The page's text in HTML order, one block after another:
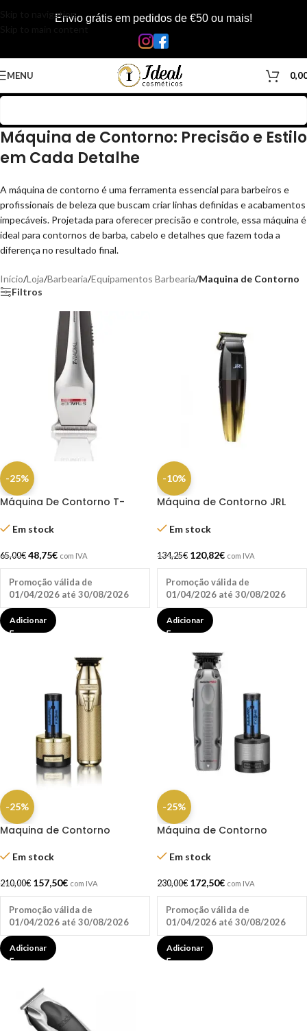
Skip to navigationEnvio grátis em pedidos de €50 ou mais!
MENU
Máquina de Contorno: Precisão e Estilo
em Cada Detalhe
A máquina de contorno é uma ferramenta essencial para barbeiros e
profissionais de beleza que buscam criar linhas definidas e acabamentos
impecáveis. Projetada para oferecer precisão e controle, essa máquina é
ideal para contornos de barba, cabelo e detalhes que fazem toda a
diferença no resultado final.
Início/Loja/Barbearia/Equipamentos Barbearia/Maquina de Contorno
Filtros
-25%
Máquina De Contorno T-
Em stock
65,00€ 48,75€ com IVA
Promoção válida de
01/04/2026 até 30/08/2026
Adicionar
-10%
Máquina de Contorno JRL
Profissional, Silenciosa e Envio
Em stock
134,25€ 120,82€ com IVA
Promoção válida de
01/04/2026 até 30/08/2026
Adicionar
-25%
Maquina de Contorno
– Babyliss Pro
Em stock
210,00€ 157,50€ com IVA
Promoção válida de
01/04/2026 até 30/08/2026
Adicionar
-25%
Máquina de Contorno
Precisão e Envio Grátis
Em stock
230,00€ 172,50€ com IVA
Promoção válida de
01/04/2026 até 30/08/2026
Adicionar